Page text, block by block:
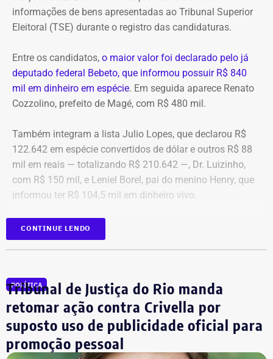
*Com informações do blog do Octávio Guedes, do portal
informações de bens apresentadas ao Tribunal Superior
Eleitoral (TSE) durante o registro das candidaturas.
Entre os candidatos, o maior valor foi declarado pelo já
deputado federal Bebeto, que informou possuir R$ 840
mil em dinheiro em espécie. Em seguida aparece Renato
Cozzolino, prefeito de Magé, com R$ 480 mil.
Também integram a lista Julio Lopes, que declarou R$
122.642 em espécie convertidos de dólar e outros R$ 88
mil em reais — totalizando R$ 210.642 —, Dr. Luizinho,
com R$ 150 mil, e Leniel Borel, pai do menino Henry, que
informou ter R$ 104,5 mil em dinheiro vivo.
Candidato
Bebeto
Dr. Luizinho
R$ 150.000,00
Leniel Borel
R$ 104.500,00
*Valor correspondente à soma de R$ 122.642,00 em espécie
convertidos de dólar e R$ 88.000,00 em reais declarados em dinheiro
CONTINUE LENDO
POLÍTICA
Tribunal de Justiça do Rio manda
retomar ação contra Crivella por
suposto uso de publicidade oficial para
promoção pessoal